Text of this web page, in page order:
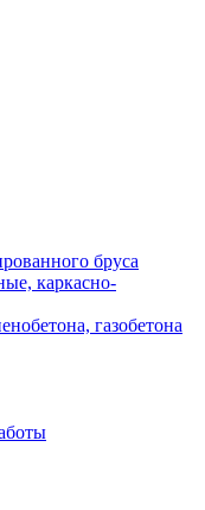
бруса
каркасно-
газобетона